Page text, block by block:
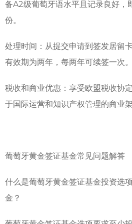
备A2级葡萄牙语水平且记录良好，
份。
处理时间：从提交申请到签发居留
有效期为两年，每两年可续签一次。
税收和商业优惠：享受欧盟税收协
于国际运营和知识产权管理的商业架
葡萄牙黄金签证基金常见问题解答
什么是葡萄牙黄金签证基金投资选
金？